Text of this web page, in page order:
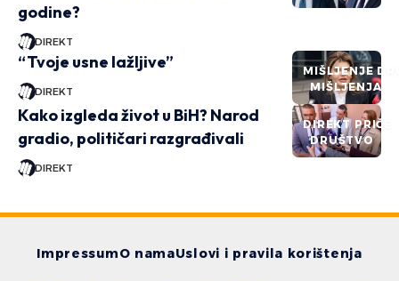
godine?
DIREKT
MIŠLJENJE
MIŠLJENJA
“Tvoje usne lažljive”
DIREKT
DIREKT PRIČE
DRUŠTVO
Kako izgleda život u BiH? Narod
gradio, političari razgrađivali
DIREKT
ImpressumO namaUslovi i pravila korištenja